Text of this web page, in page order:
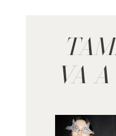
VA